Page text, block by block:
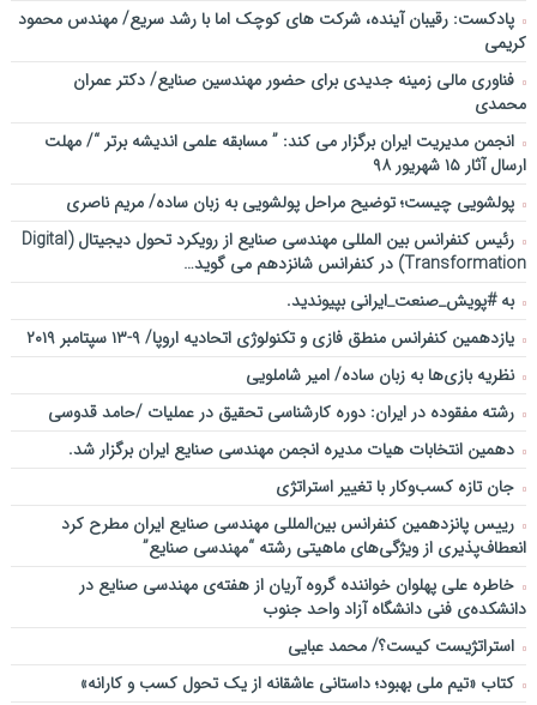
پادکست: رقیبان آینده، شرکت های کوچک اما با رشد سریع/ مهندس محمود
کریمی
فناوری مالی زمینه جدیدی برای حضور مهندسین صنایع/ دکتر عمران
محمدی
انجمن مدیریت ایران برگزار می کند: ” مسابقه علمی اندیشه برتر “/ مهلت
ارسال آثار ۱۵ شهریور ۹۸
پولشویی چیست؛ توضیح مراحل پولشویی به زبان ساده/ مریم ناصری
رئیس کنفرانس بین المللی مهندسی صنایع از رویکرد تحول دیجیتال (Digital
Transformation) در کنفرانس شانزدهم می گوید…
به #پویش_صنعت_ایرانی بپیوندید.
یازدهمین کنفرانس منطق فازی و تکنولوژی اتحادیه اروپا/ ۹-۱۳ سپتامبر ۲۰۱۹
نظریه بازی‌ها به زبان ساده/ امیر شاملویی
رشته مفقوده در ایران: دوره کارشناسی تحقیق در عملیات /حامد قدوسی
دهمین انتخابات هیات مدیره انجمن مهندسی صنایع ایران برگزار شد.
جان تازه کسب‌وکار با تغییر استراتژی
رییس پانزدهمین کنفرانس بین‌المللی مهندسی صنایع ایران مطرح کرد
انعطاف‌پذیری از ویژگی‌های ماهیتی رشته “مهندسی صنایع”
خاطره علی پهلوان خواننده گروه آریان از هفته‌ی مهندسی صنایع در
دانشکده‌ی فنی دانشگاه آزاد واحد جنوب
استراتژیست کیست؟‬/ محمد عبایی
کتاب «تیم ملی بهبود؛ داستانی عاشقانه از یک تحول کسب و کارانه»